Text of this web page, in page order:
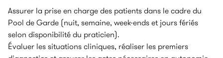
Assurer la prise en charge des patients dans le cadre du
Pool de Garde (nuit, semaine, week-ends et jours fériés
selon disponibilité du praticien).
Évaluer les situations cliniques, réaliser les premiers